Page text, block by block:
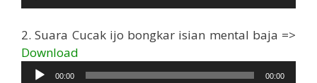
2. Suara Cucak ijo bongkar isian mental baja =>
Download
Audio
00:00 00:00